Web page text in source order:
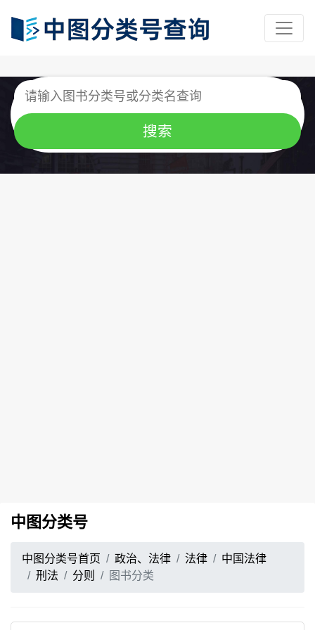
中图分类号
中图分类号首页 政治、法律 法律
中国法律
刑法
分则 图书分类